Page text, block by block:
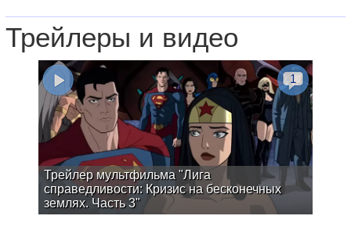
Трейлеры и видео
Трейлер мультфильма "Лига
справедливости: Кризис на бесконечных
землях. Часть 3"
1